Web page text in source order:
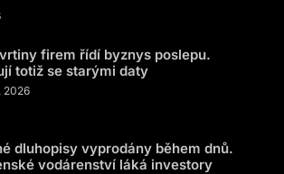
firem řídí byznys poslepu.
totiž se starými daty
2026
dluhopisy vyprodány během dnů.
vodárenství láká investory